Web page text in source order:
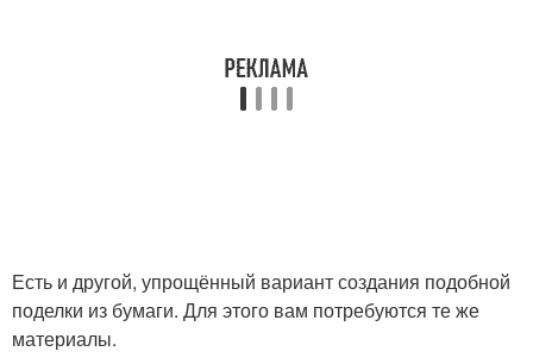
Есть и другой, упрощённый вариант создания подобной
поделки из бумаги. Для этого вам потребуются те же
материалы.